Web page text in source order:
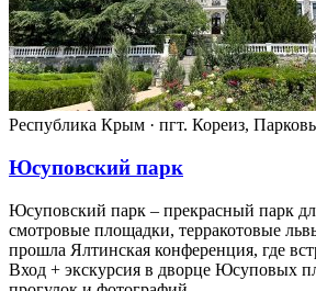
Республика Крым · пгт. Кореиз,
Юсуповский парк
Юсуповский парк – прекрасный парк
смотровые площадки, терракотовые
прошла Ялтинская конференция, где
Вход + экскурсия в дворце Юсуповых